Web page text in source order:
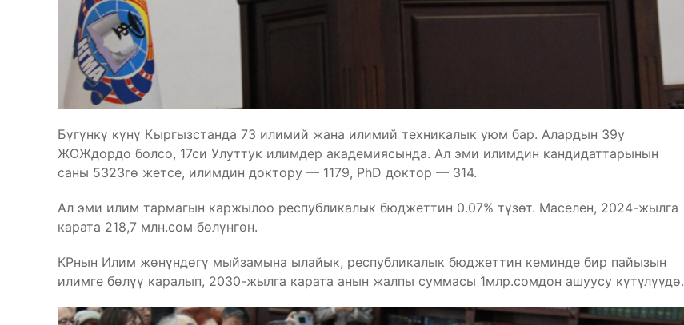
Бүгүнкү күнү Кыргызстанда 73 илимий жана илимий техникалык уюм бар. Алардын 39у
ЖОЖдордо болсо, 17си Улуттук илимдер академиясында. Ал эми илимдин кандидаттарынын
саны 5323гө жетсе, илимдин доктору — 1179, PhD доктор — 314.
Ал эми илим тармагын каржылоо республикалык бюджеттин 0.07% түзөт. Маселен, 2024-жылга
карата 218,7 млн.сом бөлүнгөн.
КРнын Илим жөнүндөгү мыйзамына ылайык, республикалык бюджеттин кеминде бир пайызын
илимге бөлүү каралып, 2030-жылга карата анын жалпы суммасы 1млр.сомдон ашуусу күтүлүүдө.